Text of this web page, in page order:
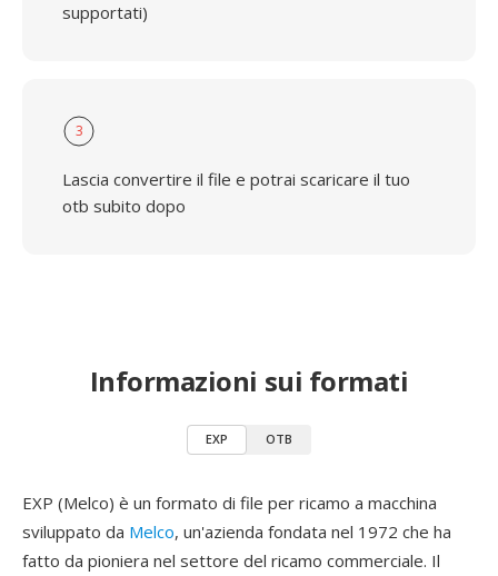
supportati)
3
Lascia convertire il file e potrai scaricare il tuo
otb subito dopo
Informazioni sui formati
EXP OTB
EXP (Melco) è un formato di file per ricamo a macchina
sviluppato da Melco, un'azienda fondata nel 1972 che ha
fatto da pioniera nel settore del ricamo commerciale. Il